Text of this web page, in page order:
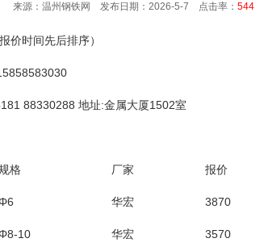
来源：温州钢铁网 发布日期：2026-5-7 点击率：544
价时间先后排序）
88330288 地址:金属大厦1502室
格 厂家 报价
华宏 3870
10 华宏 3570